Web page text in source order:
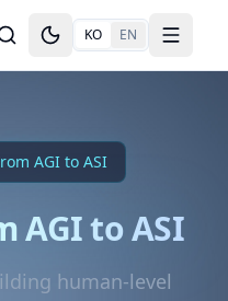
Toggle theme
KO EN Toggle
AGI to ASI
AGI to ASI
human-level